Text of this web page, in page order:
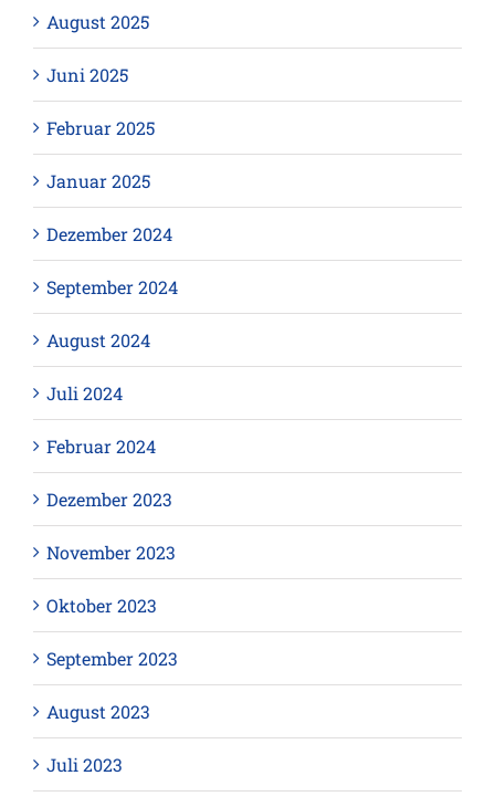
August 2025
Juni 2025
Februar 2025
Januar 2025
Dezember 2024
September 2024
August 2024
Juli 2024
Februar 2024
Dezember 2023
November 2023
Oktober 2023
September 2023
August 2023
Juli 2023